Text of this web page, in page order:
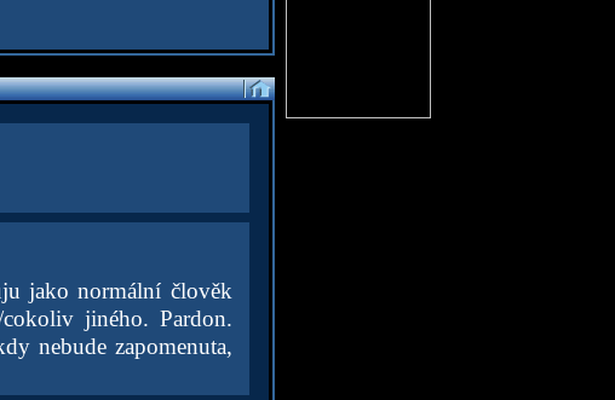
jako normální člověk
jiného. Pardon.
nebude zapomenuta,